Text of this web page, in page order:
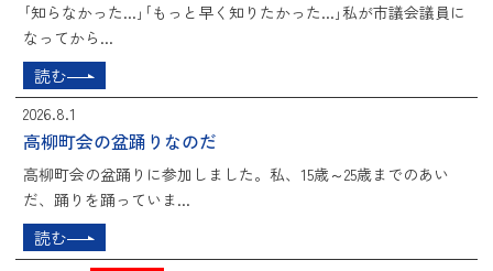
｢知らなかった...｣｢もっと早く知りたかった...｣私が市議会議員に
なってから...
読む
2026.8.1
高柳町会の盆踊りなのだ
高柳町会の盆踊りに参加しました。私、15歳～25歳までのあい
だ、踊りを踊っていま...
読む